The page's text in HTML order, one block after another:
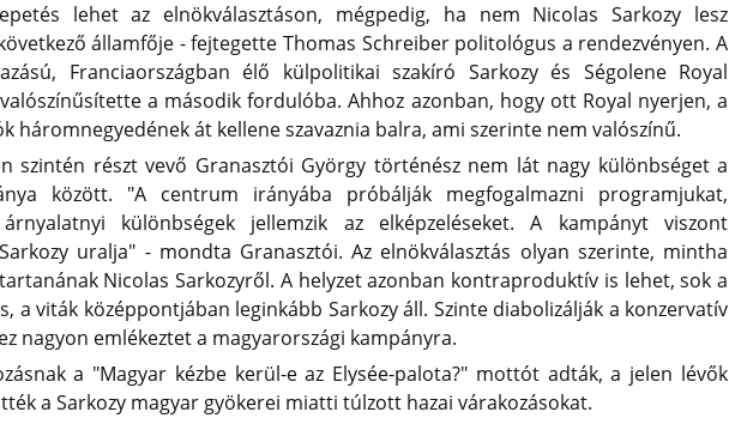
lehet az elnökválasztáson, mégpedig, ha nem Nicolas Sarkozy lesz
államfője - fejtegette Thomas Schreiber politológus a rendezvényen. A
Franciaországban élő külpolitikai szakíró Sarkozy és Ségolene Royal
a második fordulóba. Ahhoz azonban, hogy ott Royal nyerjen, a
háromnegyedének át kellene szavaznia balra, ami szerinte nem valószínű.
szintén részt vevő Granasztói György történész nem lát nagy különbséget a
között. "A centrum irányába próbálják megfogalmazni programjukat,
különbségek jellemzik az elképzeléseket. A kampányt viszont
uralja" - mondta Granasztói. Az elnökválasztás olyan szerinte, mintha
Nicolas Sarkozyről. A helyzet azonban kontraproduktív is lehet, sok a
a viták középpontjában leginkább Sarkozy áll. Szinte diabolizálják a konzervatív
nagyon emlékeztet a magyarországi kampányra.
a "Magyar kézbe kerül-e az Elysée-palota?" mottót adták, a jelen lévők
a Sarkozy magyar gyökerei miatti túlzott hazai várakozásokat.